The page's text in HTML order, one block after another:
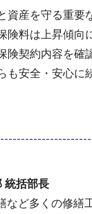
産を守る重
料は上昇傾向
険契約内容を
安全・安心に
統括部長
ど多くの修